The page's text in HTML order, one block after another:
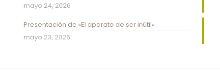
mayo 24, 2026
Presentación de «El aparato de ser inútil»
mayo 23, 2026